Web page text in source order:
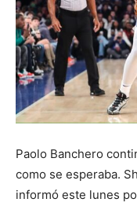
Paolo Banchero
como se esperaba.
informó este lunes